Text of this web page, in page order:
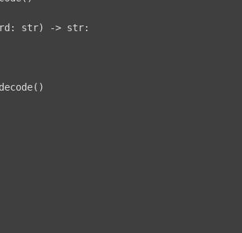
str)
-> str: